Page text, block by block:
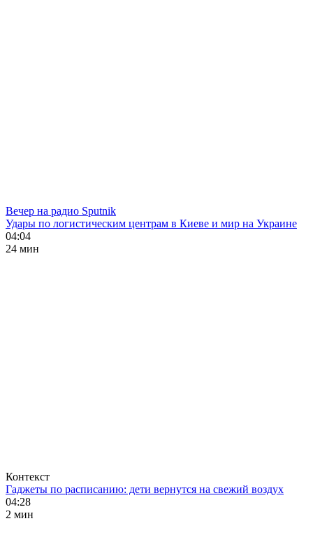
Вечер на радио Sputnik
Удары по логистическим центрам в Киеве и мир на Украине
04:04
24 мин
Контекст
Гаджеты по расписанию: дети вернутся на свежий воздух
04:28
2 мин